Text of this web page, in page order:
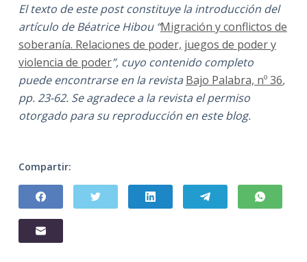
El texto de este post constituye la introducción del
artículo de Béatrice Hibou “Migración y conflictos de
soberanía. Relaciones de poder, juegos de poder y
violencia de poder”, cuyo contenido completo
puede encontrarse en la revista Bajo Palabra, nº 36,
pp. 23-62. Se agradece a la revista el permiso
otorgado para su reproducción en este blog.
Compartir: